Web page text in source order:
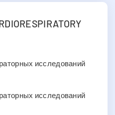
исследований
исследований